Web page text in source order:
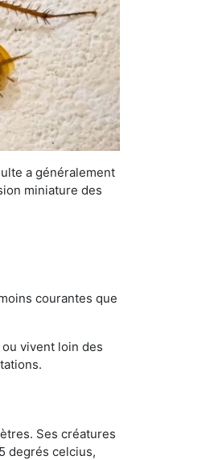
a généralement
miniature des
courantes que
vivent loin des
Ses créatures
degrés celcius,